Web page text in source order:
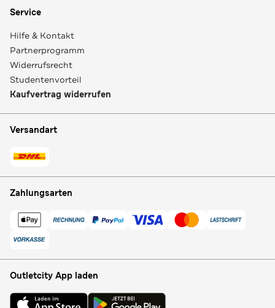
Service
Hilfe & Kontakt
Partnerprogramm
Widerrufsrecht
Studentenvorteil
Kaufvertrag widerrufen
Versandart
Zahlungsarten
Outletcity App laden